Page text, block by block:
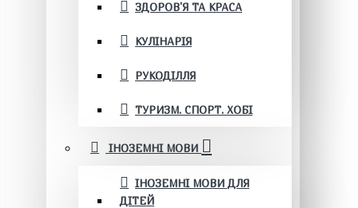
ЗДОРОВ'Я ТА КРАСА
КУЛІНАРІЯ
РУКОДІЛЛЯ
ТУРИЗМ. СПОРТ. ХОБІ
ІНОЗЕМНІ МОВИ
ІНОЗЕМНІ МОВИ ДЛЯ
ДІТЕЙ